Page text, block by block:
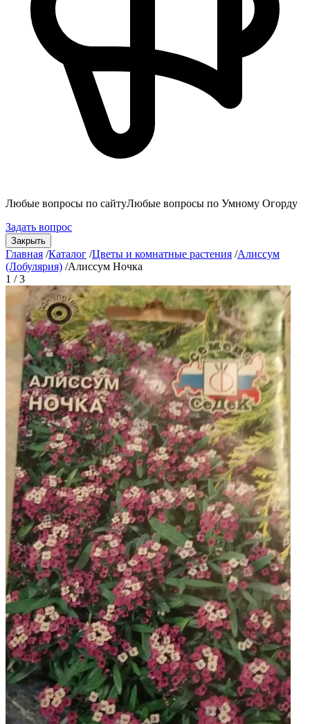
Любые вопросы по сайтуЛюбые вопросы по Умному Огорду
Задать вопрос
Закрыть
Главная /Каталог /Цветы и комнатные растения /Алиссум
(Лобулярия) /Алиссум Ночка
1 / 3